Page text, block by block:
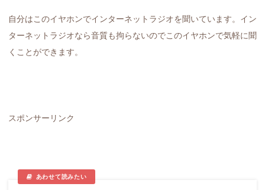
自分はこのイヤホンでインターネットラジオを聞いています。イン
ターネットラジオなら音質も拘らないのでこのイヤホンで気軽に聞
くことができます。
スポンサーリンク